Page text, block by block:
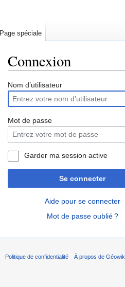
Connexion
Nom d’utilisateur
Mot de passe
Garder ma session active
Se connecter
Aide pour se connecter
Mot de passe oublié ?
Page spéciale
Politique de confidentialité À propos de